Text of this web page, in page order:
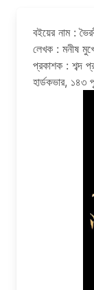
বইয়ের নাম :
লেখক : মনীষ
প্রকাশক : শব্দ
হার্ডকভার,